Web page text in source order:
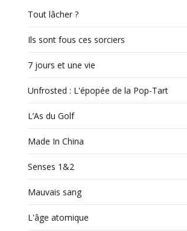
Tout lâcher ?
Ils sont fous ces sorciers
7 jours et une vie
Unfrosted : L'épopée de la Pop-Tart
L’As du Golf
Made In China
Senses 1&2
Mauvais sang
L'âge atomique